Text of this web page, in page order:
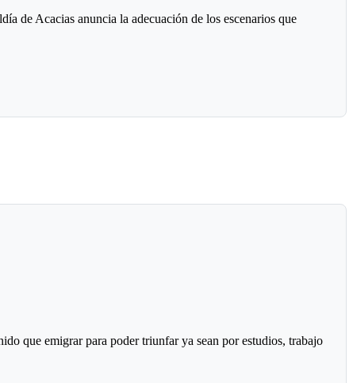
de Acacias anuncia la adecuación de los escenarios que
que emigrar para poder triunfar ya sean por estudios, trabajo